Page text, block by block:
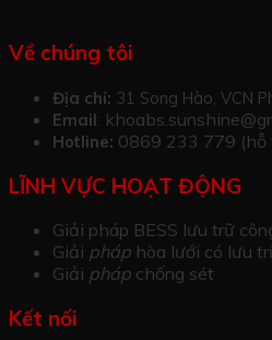
Về chúng tôi
Địa chỉ: 31 Song Hào, VCN
Email:
Hotline: 0869 233 779 (hỗ
LĨNH VỰC HOẠT ĐỘNG
Giải pháp BESS lưu trữ
Giải pháp hòa lưới có lưu
Giải pháp chống sét
Kết nối